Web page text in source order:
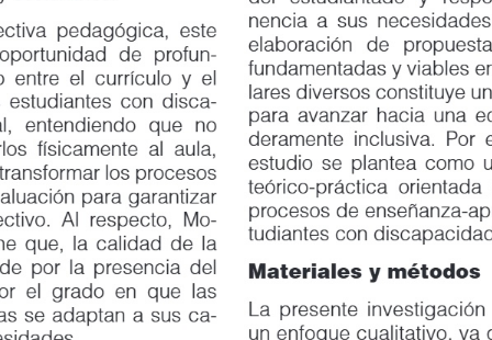
pedagógica, este
de profun
-
el currículo y el
con disca
-
entendiendo que
no
al aula,
los procesos
para garantizar
Al respecto, Mo
-
la calidad de la
la presencia del
en que las
adaptan a sus ca
-
nencia a sus necesidades
elaboración
de
propuestas
fundamentadas y viables en
lares diversos constituye un
para avanzar hacia una
deramente inclusiva. Por ello,
estudio se plantea como una
teórico-práctica orientada a
procesos de enseñanza-
tudiantes con discapacidad
Materiales y métodos
La presente investigación se
un enfoque cualitativo, ya